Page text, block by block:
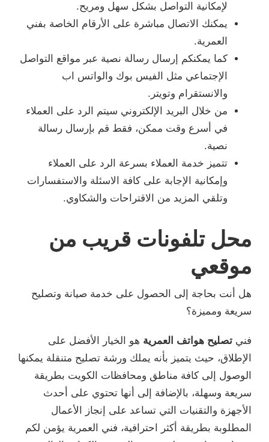
لإمكانية التواصل بشكل سهل ومريح.
يمكنك الاتصال مباشرة على الأرقام الخاصة بفني
العمرية.
كما يمكنكم إرسال رسالة نصية عبر مواقع التواصل
الإجتماعي مثل الفيس بوك والواتس اب
والانستقرام وتويتر.
من خلال البريد الإلكتروني سيتم الرد على العملاء
في أسرع وقت ممكن، فقط قم بإرسال رسالة
نصية.
تتميز خدمة العملاء بسرعة الرد على العملاء
وإمكانية الإجابة على كافة الاسئلة والاستفسارات
وتلقي المزيد من الاقتراحات والشكاوي.
محل تلفونات قريب من
موقعي
هل أنت بحاجة إلى الحصول على خدمة صيانة وتصليح
سريعة ومميزة؟
فني تصليح هواتف العمرية هو الخيار الأفضل على
الإطلاق، حيث يتميز بأنه يملك ورشة تصليح متنقلة يمكنها
الوصول إلى كافة مناطق ومحافظات الكويت بطريقة
سريعة وسهلة، بالإضافة إلى أنها تحتوي على أحدث
الأجهزة والتقنيات التي تساعد على إنجاز الأعمال
المطلوبة بطريقة أكثر احترافية، فني العمرية يؤمن لكم